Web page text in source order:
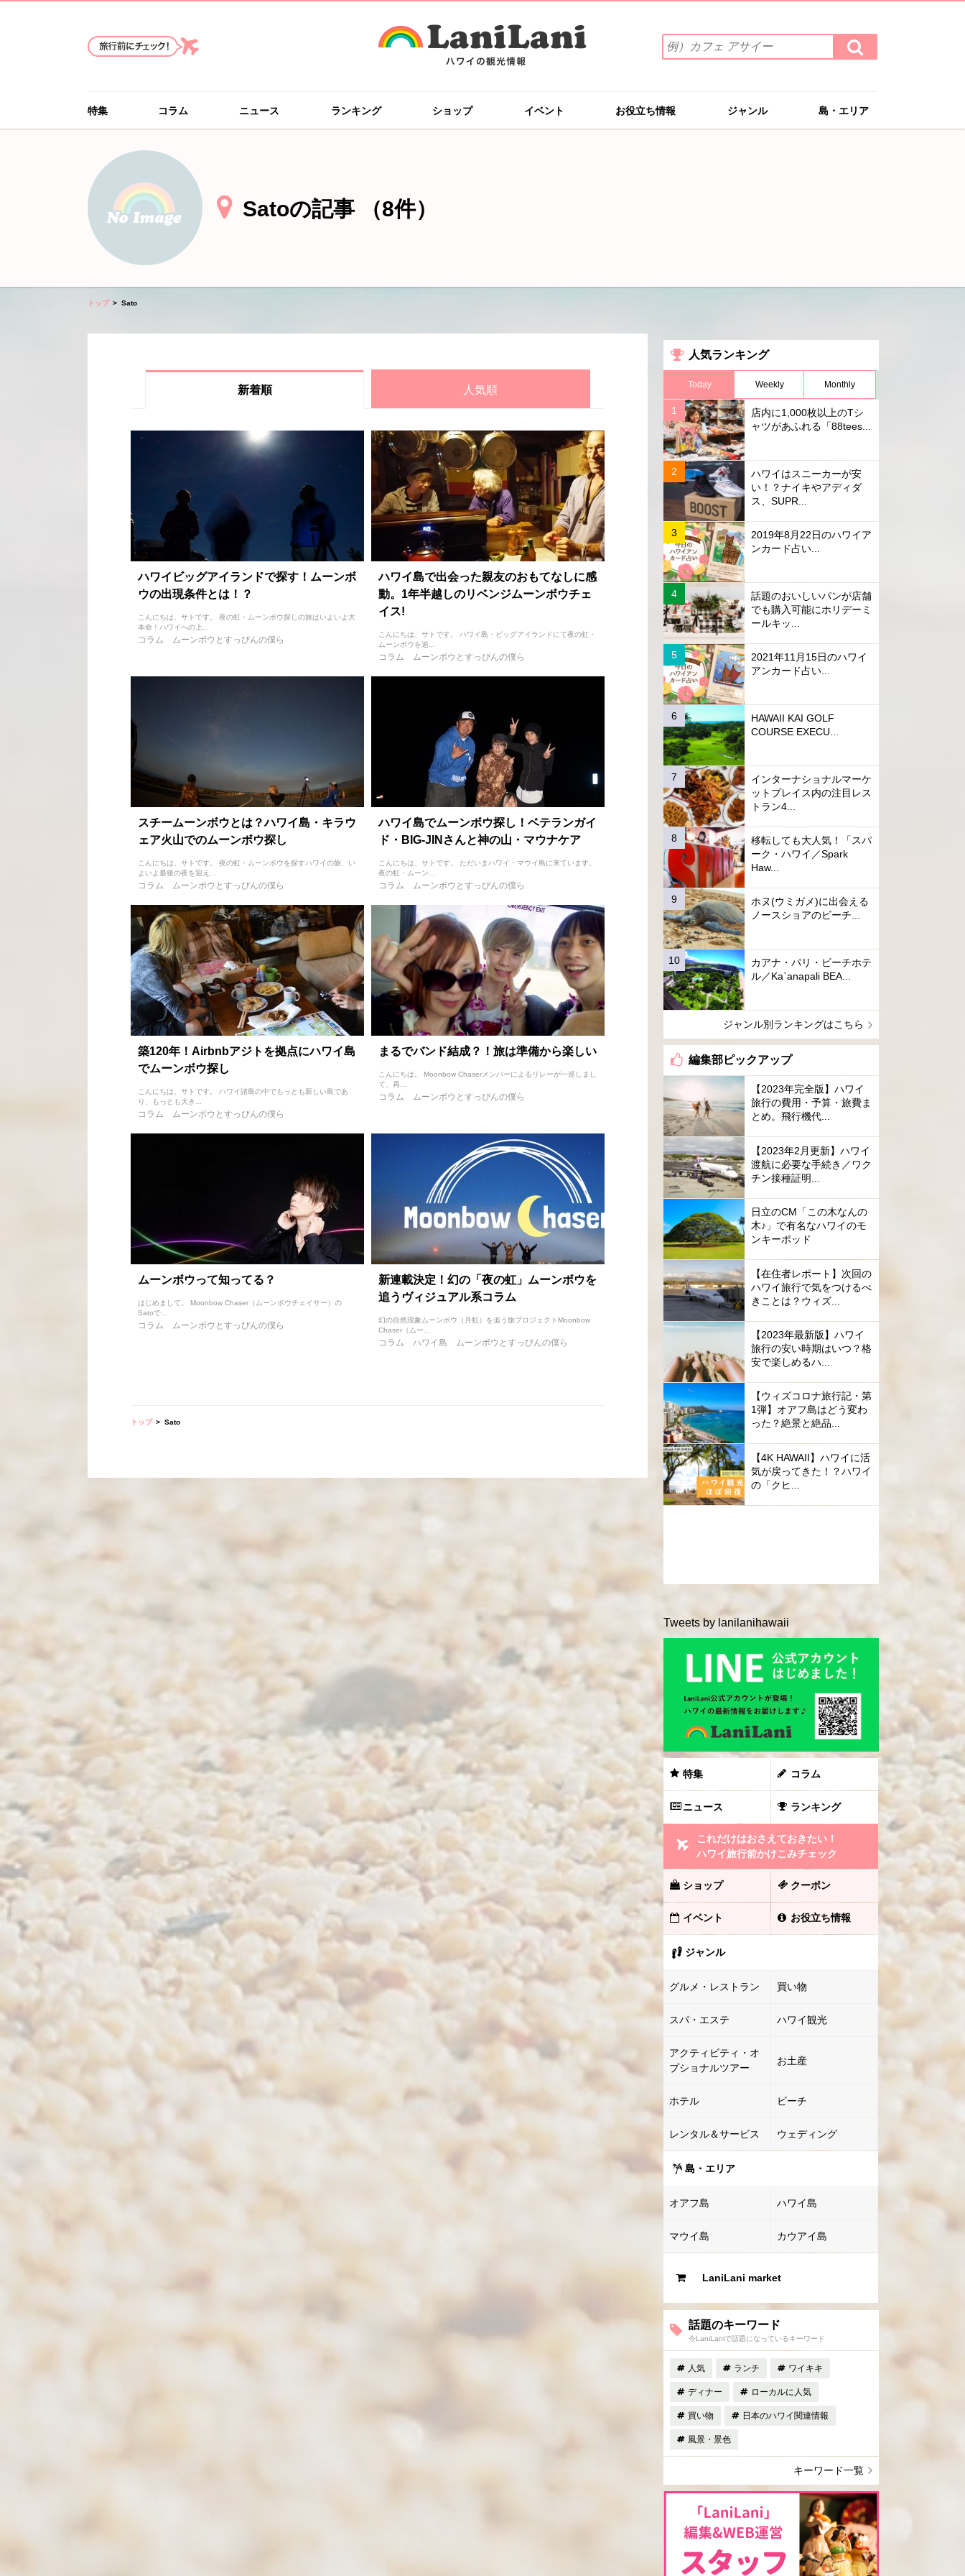
索
ワ
を
入
ー
検
索
す
特集 コラム ニュース ランキング ショップ イベント お役立ち情報 ジャンル 島・エリア
Satoの記事 （8件）
トップ Sato
新着順 人気順
ハワイビッグアイランドで探す！ムーンボ
ウの出現条件とは！？
こんにちは、サトです。 夜の虹・ムーンボウ探しの旅はいよいよ大
本命！ハワイへの上...
コラム ムーンボウとすっぴんの僕ら
ハワイ島で出会った親友のおもてなしに感
動。1年半越しのリベンジムーンボウチェ
イス!
こんにちは、サトです。 ハワイ島・ビッグアイランドにて夜の虹・
ムーンボウを追...
コラム ムーンボウとすっぴんの僕ら
スチームーンボウとは？ハワイ島・キラウ
ェア火山でのムーンボウ探し
こんにちは、サトです。 夜の虹・ムーンボウを探すハワイの旅、い
よいよ最後の夜を迎え...
コラム ムーンボウとすっぴんの僕ら
ハワイ島でムーンボウ探し！ベテランガイ
ド・BIG-JINさんと神の山・マウナケア
こんにちは、サトです。 ただいまハワイ・マウイ島に来ています。
夜の虹・ムーン...
コラム ムーンボウとすっぴんの僕ら
築120年！Airbnbアジトを拠点にハワイ島
でムーンボウ探し
こんにちは、サトです。 ハワイ諸島の中でもっとも新しい島であ
り、もっとも大き...
コラム ムーンボウとすっぴんの僕ら
まるでバンド結成？！旅は準備から楽しい
こんにちは。 Moonbow Chaserメンバーによるリレーが一巡しまし
て、再...
コラム ムーンボウとすっぴんの僕ら
ムーンボウって知ってる？
はじめまして。 Moonbow Chaser（ムーンボウチェイサー）の
Satoで...
コラム ムーンボウとすっぴんの僕ら
新連載決定！幻の「夜の虹」ムーンボウを
追うヴィジュアル系コラム
幻の自然現象ムーンボウ（月虹）を追う旅プロジェクトMoonbow
Chaser（ムー...
コラム ハワイ島 ムーンボウとすっぴんの僕ら
トップ Sato
人気ランキング
Today Weekly Monthly
店内に1,000枚以上のTシ
ャツがあふれる「88tees...
ハワイはスニーカーが安
い！？ナイキやアディダ
ス、SUPR...
2019年8月22日のハワイア
ンカード占い...
話題のおいしいパンが店舗
でも購入可能にホリデーミ
ールキッ...
2021年11月15日のハワイ
アンカード占い...
HAWAII KAI GOLF
COURSE EXECU...
インターナショナルマーケ
ットプレイス内の注目レス
トラン4...
移転しても大人気！「スパ
ーク・ハワイ／Spark
Haw...
ホヌ(ウミガメ)に出会える
ノースショアのビーチ...
カアナ・パリ・ビーチホテ
ル／Ka`anapali BEA...
ジャンル別ランキングはこちら
編集部ピックアップ
【2023年完全版】ハワイ
旅行の費用・予算・旅費ま
とめ。飛行機代...
【2023年2月更新】ハワイ
渡航に必要な手続き／ワク
チン接種証明...
日立のCM「この木なんの
木♪」で有名なハワイのモ
ンキーポッド
【在住者レポート】次回の
ハワイ旅行で気をつけるべ
きことは？ウィズ...
【2023年最新版】ハワイ
旅行の安い時期はいつ？格
安で楽しめるハ...
【ウィズコロナ旅行記・第
1弾】オアフ島はどう変わ
った？絶景と絶品...
【4K HAWAII】ハワイに活
気が戻ってきた！？ハワイ
の「クヒ...
Tweets by lanilanihawaii
特集 コラム
ニュース ランキング
これだけはおさえておきたい！
ハワイ旅行前かけこみチェック
ショップ クーポン
イベント お役立ち情報
ジャンル
グルメ・レストラン 買い物
スパ・エステ ハワイ観光
アクティビティ・オ
プショナルツアー
お土産
ホテル ビーチ
レンタル＆サービス ウェディング
島・エリア
オアフ島 ハワイ島
マウイ島 カウアイ島
LaniLani market
話題のキーワード
今LaniLaniで話題になっているキーワード
人気 ランチ ワイキキ
ディナー ローカルに人気
買い物 日本のハワイ関連情報
風景・景色
キーワード一覧